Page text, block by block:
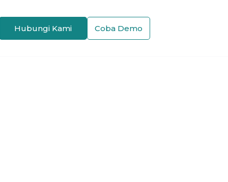
Hubungi Kami Coba Demo